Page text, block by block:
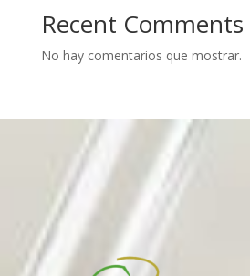
Recent Comments
No hay comentarios que mostrar.